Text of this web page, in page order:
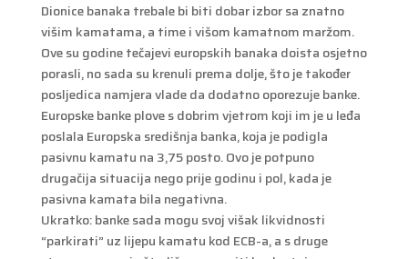
Dionice banaka trebale bi biti dobar izbor sa znatno
višim kamatama, a time i višom kamatnom maržom.
Ove su godine tečajevi europskih banaka doista osjetno
porasli, no sada su krenuli prema dolje, što je također
posljedica namjera vlade da dodatno oporezuje banke.
Europske banke plove s dobrim vjetrom koji im je u leđa
poslala Europska središnja banka, koja je podigla
pasivnu kamatu na 3,75 posto. Ovo je potpuno
drugačija situacija nego prije godinu i pol, kada je
pasivna kamata bila negativna.
Ukratko: banke sada mogu svoj višak likvidnosti
“parkirati” uz lijepu kamatu kod ECB-a, a s druge